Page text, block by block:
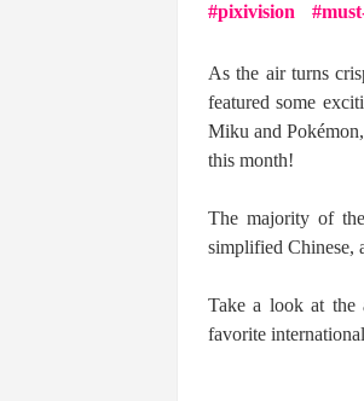
pixivision
As the air turns
featured some
Miku and
this month!
The majority of
simplified Chinese,
Take a look at the
favorite